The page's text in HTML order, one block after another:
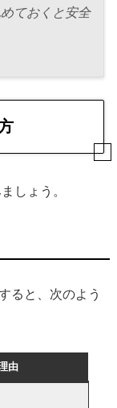
ておくと安全
しょう。
ると、次のよう
由